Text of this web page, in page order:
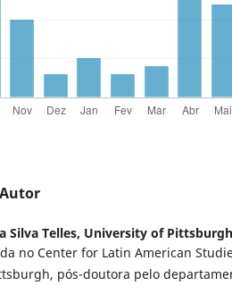
Silva Telles, University of Pittsburgh
no Center for Latin American
pós-doutora pelo